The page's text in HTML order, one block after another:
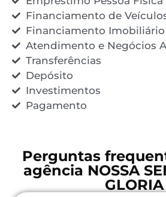
Financiamento de
Financiamento Imobiliário
Atendimento e Negócios
Transferências
Depósito
Investimentos
Pagamento
Perguntas
agência NOSSA
GLORIA